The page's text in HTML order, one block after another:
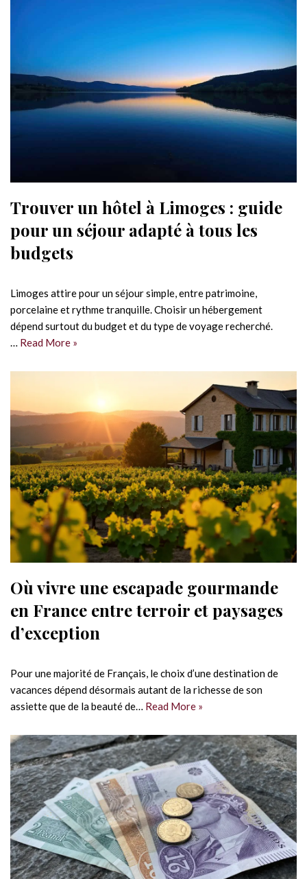
Trouver un hôtel à Limoges : guide
pour un séjour adapté à tous les
budgets
Limoges attire pour un séjour simple, entre patrimoine,
porcelaine et rythme tranquille. Choisir un hébergement
dépend surtout du budget et du type de voyage recherché.
… Read More »
Où vivre une escapade gourmande
en France entre terroir et paysages
d’exception
Pour une majorité de Français, le choix d’une destination de
vacances dépend désormais autant de la richesse de son
assiette que de la beauté de… Read More »